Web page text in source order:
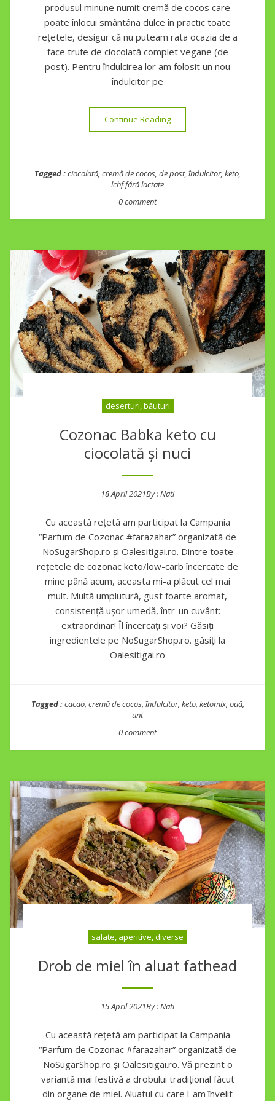
produsul minune numit cremă de cocos care
poate înlocui smântâna dulce în practic toate
rețetele, desigur că nu puteam rata ocazia de a
face trufe de ciocolată complet vegane (de
post). Pentru îndulcirea lor am folosit un nou
îndulcitor pe
Continue Reading“Trufe vegane de ciocolată”
Tagged :ciocolată, cremă de cocos, de post, îndulcitor, keto,
lchf fără lactate
0 comment
deserturi, băuturi
Cozonac Babka keto cu
ciocolată și nuci
18 April 2021By :Nati
Cu această rețetă am participat la Campania
“Parfum de Cozonac #farazahar” organizată de
NoSugarShop.ro și Oalesitigai.ro. Dintre toate
rețetele de cozonac keto/low-carb încercate de
mine până acum, aceasta mi-a plăcut cel mai
mult. Multă umplutură, gust foarte aromat,
consistență ușor umedă, într-un cuvânt:
extraordinar! Îl încercați și voi? Găsiți
ingredientele pe NoSugarShop.ro. găsiți la
Oalesitigai.ro
Tagged :cacao, cremă de cocos, îndulcitor, keto, ketomix, ouă,
unt
0 comment
salate, aperitive, diverse
Drob de miel în aluat fathead
15 April 2021By :Nati
Cu această rețetă am participat la Campania
“Parfum de Cozonac #farazahar” organizată de
NoSugarShop.ro și Oalesitigai.ro. Vă prezint o
variantă mai festivă a drobului tradițional făcut
din organe de miel. Aluatul cu care l-am învelit